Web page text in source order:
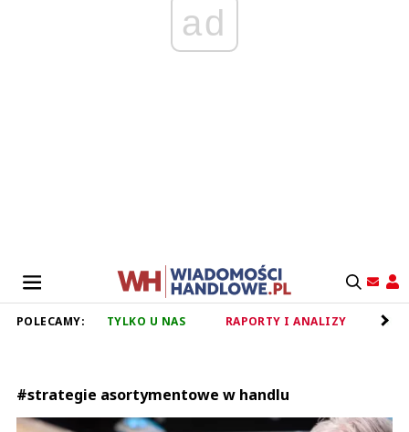
ad
POLECAMY: TYLKO U NAS RAPORTY I ANALIZY
#strategie asortymentowe w handlu